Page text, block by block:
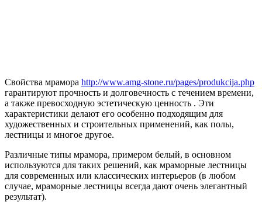
Свойства мрамора http://www.amg-stone.ru/pages/produkcija.php
гарантируют прочность и долговечность с течением времени,
а также превосходную эстетическую ценность . Эти
характеристики делают его особенно подходящим для
художественных и строительных применений, как полы,
лестницы и многое другое.
Различные типы мрамора, примером белый, в основном
используются для таких решений, как мраморные лестницы
для современных или классических интерьеров (в любом
случае, мраморные лестницы всегда дают очень элегантный
результат).